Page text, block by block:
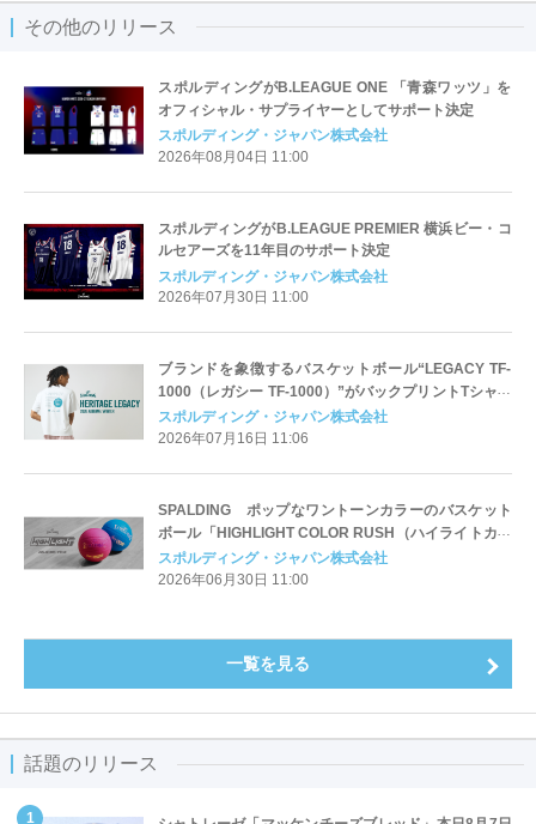
その他のリリース
スポルディングがB.LEAGUE ONE 「青森ワッツ」を
オフィシャル・サプライヤーとしてサポート決定
スポルディング・ジャパン株式会社
2026年08月04日 11:00
スポルディングがB.LEAGUE PREMIER 横浜ビー・コ
ルセアーズを11年目のサポート決定
スポルディング・ジャパン株式会社
2026年07月30日 11:00
ブランドを象徴するバスケットボール“LEGACY TF-
1000（レガシー TF-1000）”がバックプリントTシャツ
として初登場
スポルディング・ジャパン株式会社
2026年07月16日 11:06
SPALDING ポップなワントーンカラーのバスケット
ボール「HIGHLIGHT COLOR RUSH（ハイライトカラ
ーラッシュ）」が登場
スポルディング・ジャパン株式会社
2026年06月30日 11:00
一覧を見る
話題のリリース